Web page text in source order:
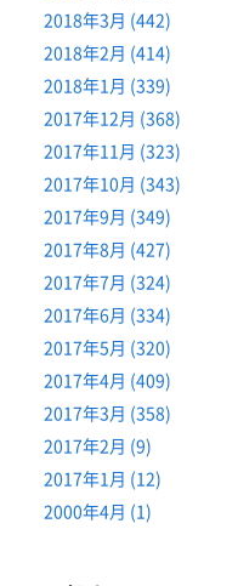
2018年3月 (442)
2018年2月 (414)
2018年1月 (339)
2017年12月 (368)
2017年11月 (323)
2017年10月 (343)
2017年9月 (349)
2017年8月 (427)
2017年7月 (324)
2017年6月 (334)
2017年5月 (320)
2017年4月 (409)
2017年3月 (358)
2017年2月 (9)
2017年1月 (12)
2000年4月 (1)